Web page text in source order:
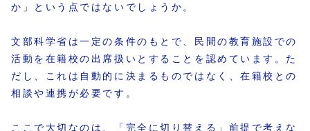
か」という点ではないでしょうか。
文部科学省は一定の条件のもとで、民間の教育施設での
活動を在籍校の出席扱いとすることを認めています。た
だし、これは自動的に決まるものではなく、在籍校との
相談や連携が必要です。
ここで大切なのは、「完全に切り替える」前提で考えな